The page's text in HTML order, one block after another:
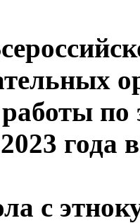
по
года
с